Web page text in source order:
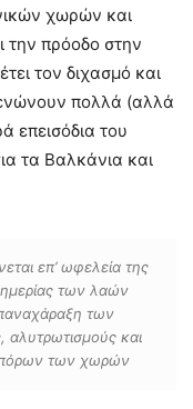
χωρών και
την πρόοδο στην
τον διχασμό και
ενώνουν πολλά (αλλά
επεισόδια του
τα Βαλκάνια και
επ’ ωφελεία της
των λαών
των
και
πόρων των χωρών